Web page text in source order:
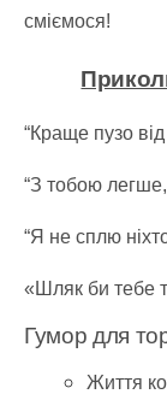
сміємося!
“Краще пузо
“З тобою легше,
“Я не сплю
«Шляк би тебе
Гумор для
Життя